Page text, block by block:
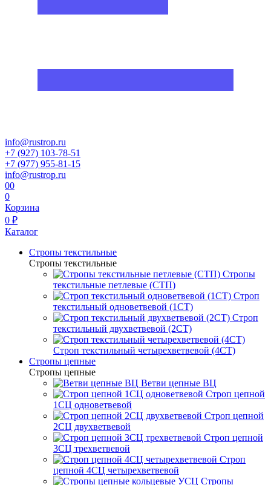
info@rustrop.ru
+7 (927) 103-78-51
+7 (977) 955-81-15
info@rustrop.ru
00
0
Корзина
0 ₽
Каталог
Стропы текстильные
Стропы текстильные
Стропы
текстильные петлевые (СТП)
Строп
текстильный одноветвевой (1СТ)
Строп
текстильный двухветвевой (2СТ)
Строп текстильный четырехветвевой (4СТ)
Стропы цепные
Стропы цепные
Ветви цепные ВЦ
Строп цепной
1СЦ одноветвевой
Строп цепной
2СЦ двухветвевой
Строп цепной
3СЦ трехветвевой
Строп
цепной 4СЦ четырехветвевой
Стропы